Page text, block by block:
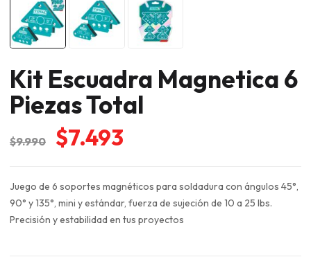
Kit Escuadra Magnetica 6
Piezas Total
$9.990
El
original
era:
$9.990.
$7.493
actual
es:
$7.493.
Juego de 6 soportes magnéticos para soldadura con ángulos 45°,
90° y 135°, mini y estándar, fuerza de sujeción de 10 a 25 lbs.
Precisión y estabilidad en tus proyectos